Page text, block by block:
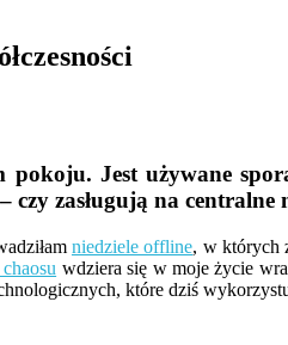
Jest używane
zasługują na
niedziele offline, w których
wdziera się w moje życie
które dziś